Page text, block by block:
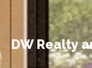
DW Realtya